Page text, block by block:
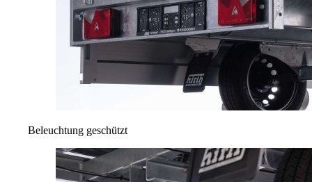
Beleuchtung geschützt